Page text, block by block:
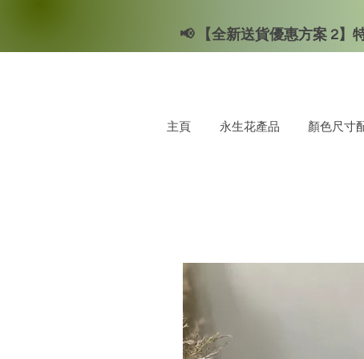
📢 【全新送貨優惠方案 2】
主頁 永生花產品 顏色尺寸